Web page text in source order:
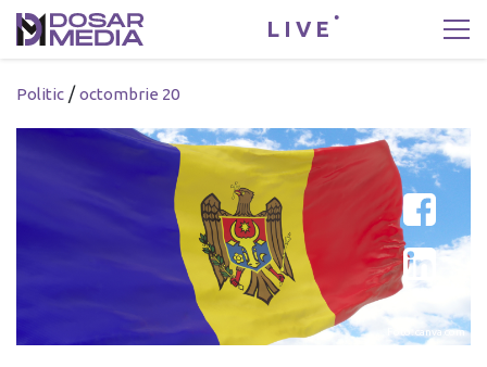
LIVE
Politic /octombrie 20
Foto: canva.com